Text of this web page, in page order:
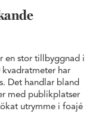
en stor tillbyggnad i
kvadratmeter har
Det handlar bland
med publikplatser
utrymme i foajé